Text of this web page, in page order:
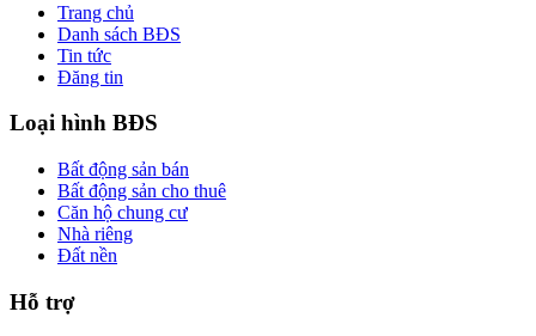
Trang chủ
Danh sách BĐS
Tin tức
Đăng tin
Loại hình BĐS
Bất động sản bán
Bất động sản cho thuê
Căn hộ chung cư
Nhà riêng
Đất nền
Hỗ trợ